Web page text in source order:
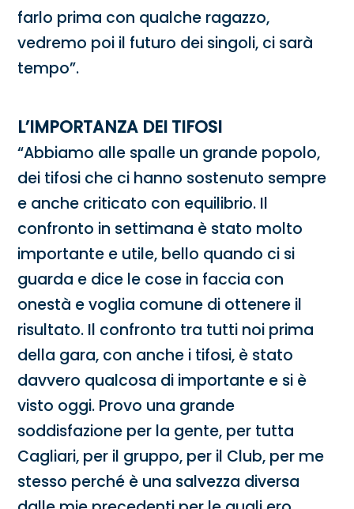
farlo prima con qualche ragazzo,
vedremo poi il futuro dei singoli, ci sarà
tempo”.
L’IMPORTANZA DEI TIFOSI
“Abbiamo alle spalle un grande popolo,
dei tifosi che ci hanno sostenuto sempre
e anche criticato con equilibrio. Il
confronto in settimana è stato molto
importante e utile, bello quando ci si
guarda e dice le cose in faccia con
onestà e voglia comune di ottenere il
risultato. Il confronto tra tutti noi prima
della gara, con anche i tifosi, è stato
davvero qualcosa di importante e si è
visto oggi. Provo una grande
soddisfazione per la gente, per tutta
Cagliari, per il gruppo, per il Club, per me
stesso perché è una salvezza diversa